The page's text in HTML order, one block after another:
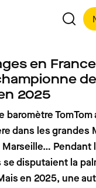
en
2025
baromètre TomTom
dans les grandes
Marseille… Pendant
disputaient la
en 2025, une